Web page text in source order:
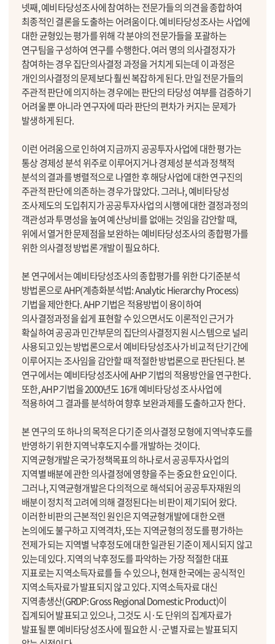
넷째, 예비타당성조사에 참여하는 전문가들의 의견을 종합하여
최종적인 결론을 도출하는 어려움이다. 예비타당성조사는 사업에
대한 균형있는 평가를 위해 각 분야의 전문가들을 포괄하는
연구팀을 구성하여 연구를 수행한다. 여러 명의 의사결정자가
참여하는 경우 집단의사결정 과정을 거치게 되는데 이 과정은
개인의사결정의 문제보다 훨씬 복잡하게 된다. 만일 전문가들의
주관적 판단에 의지하는 경우에는 판단의 타당성 여부를 검증하기
어려울 뿐 아니라 연구자에 따라 판단의 편차가 커지는 문제가
발생하게 된다.
이런 어려움으로 인하여 지금까지 공공투자사업에 대한 평가는
통상 경제성 분석 위주로 이루어지거나 경제성 분석과 정책적
분석의 결과를 병렬적으로 나열한 후 해당사업에 대한 연구진의
주관적 판단에 의존하는 경우가 많았다. 그러나, 예비타당성
조사제도의 도입취지가 공공투자사업의 시행에 대한 결정과정의
객관성과 투명성을 높여 예산낭비를 없애는 것임을 감안할 때,
위에서 열거한 문제점을 보완하는 예비타당성조사의 종합평가를
위한 의사결정 방법론 개발이 필요하다.
본 연구에서는 예비타당성조사의 종합평가를 위한 다기준분석
방법론으로 AHP(계층화분석법: Analytic Hierarchy Process)
기법을 제안한다. AHP 기법은 적용방법이 용이하여
의사결정과정을 쉽게 표현할 수 있으면서도 이론적인 근거가
확실하여 공공과 민간부문의 집단의사결정지원 시스템으로 널리
사용되고 있는 방법론으로서 예비타당성조사가 비교적 단기간에
이루어지는 조사임을 감안할 때 적절한 방법론으로 판단된다. 본
연구에서는 예비타당성조사에 AHP 기법의 적용방안을 연구한다.
또한, AHP 기법을 2000년도 16개 예비타당성 조사사업에
적용하여 그 결과를 분석하여 향후 보완과제를 도출하고자 한다.
본 연구의 또 하나의 목적은 다기준 의사결정 모형에 지역낙후도를
반영하기 위한 지역낙후도지수를 개발하는 것이다.
지역균형개발은 국가정책목표의 하나로서 공공투자사업의
지역별 배분에 관한 의사결정에 영향을 주는 중요한 요인이다.
그러나, 지역균형개발은 다의적으로 해석되어 공공투자재원의
배분이 정치적 고려에 의해 결정된다는 비판이 제기되어 왔다.
이러한 비판의 근본적인 원인은 지역균형개발에 대한 오랜
논의에도 불구하고 지역격차, 또는 지역균형의 정도를 평가하는
전제가 되는 지역별 낙후정도에 대한 일관된 기준이 제시되지 않고
있는데 있다. 지역의 낙후정도를 파악하는 가장 적절한 대표
지표로는 지역소득자료를 들 수 있으나, 현재 한국에는 공식적인
지역소득자료가 발표되지 않고 있다. 지역소득자료 대신
지역총생산(GRDP: Gross Regional Domestic Product)이
집계되어 발표되고 있으나, 그것도 시·도 단위의 집계자료가
발표될 뿐 예비타당성조사에 필요한 시·군별 자료는 발표되지